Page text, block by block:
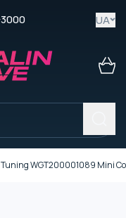
UA
WGT200001089 Mini